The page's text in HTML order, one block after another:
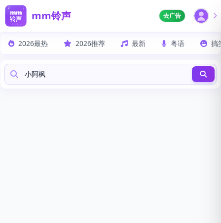
mm铃声 去广告
2026最热 2026推荐 最新 粤语 搞